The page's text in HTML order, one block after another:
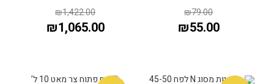
₪79.00
₪55.00
₪1,422.00
₪1,065.00